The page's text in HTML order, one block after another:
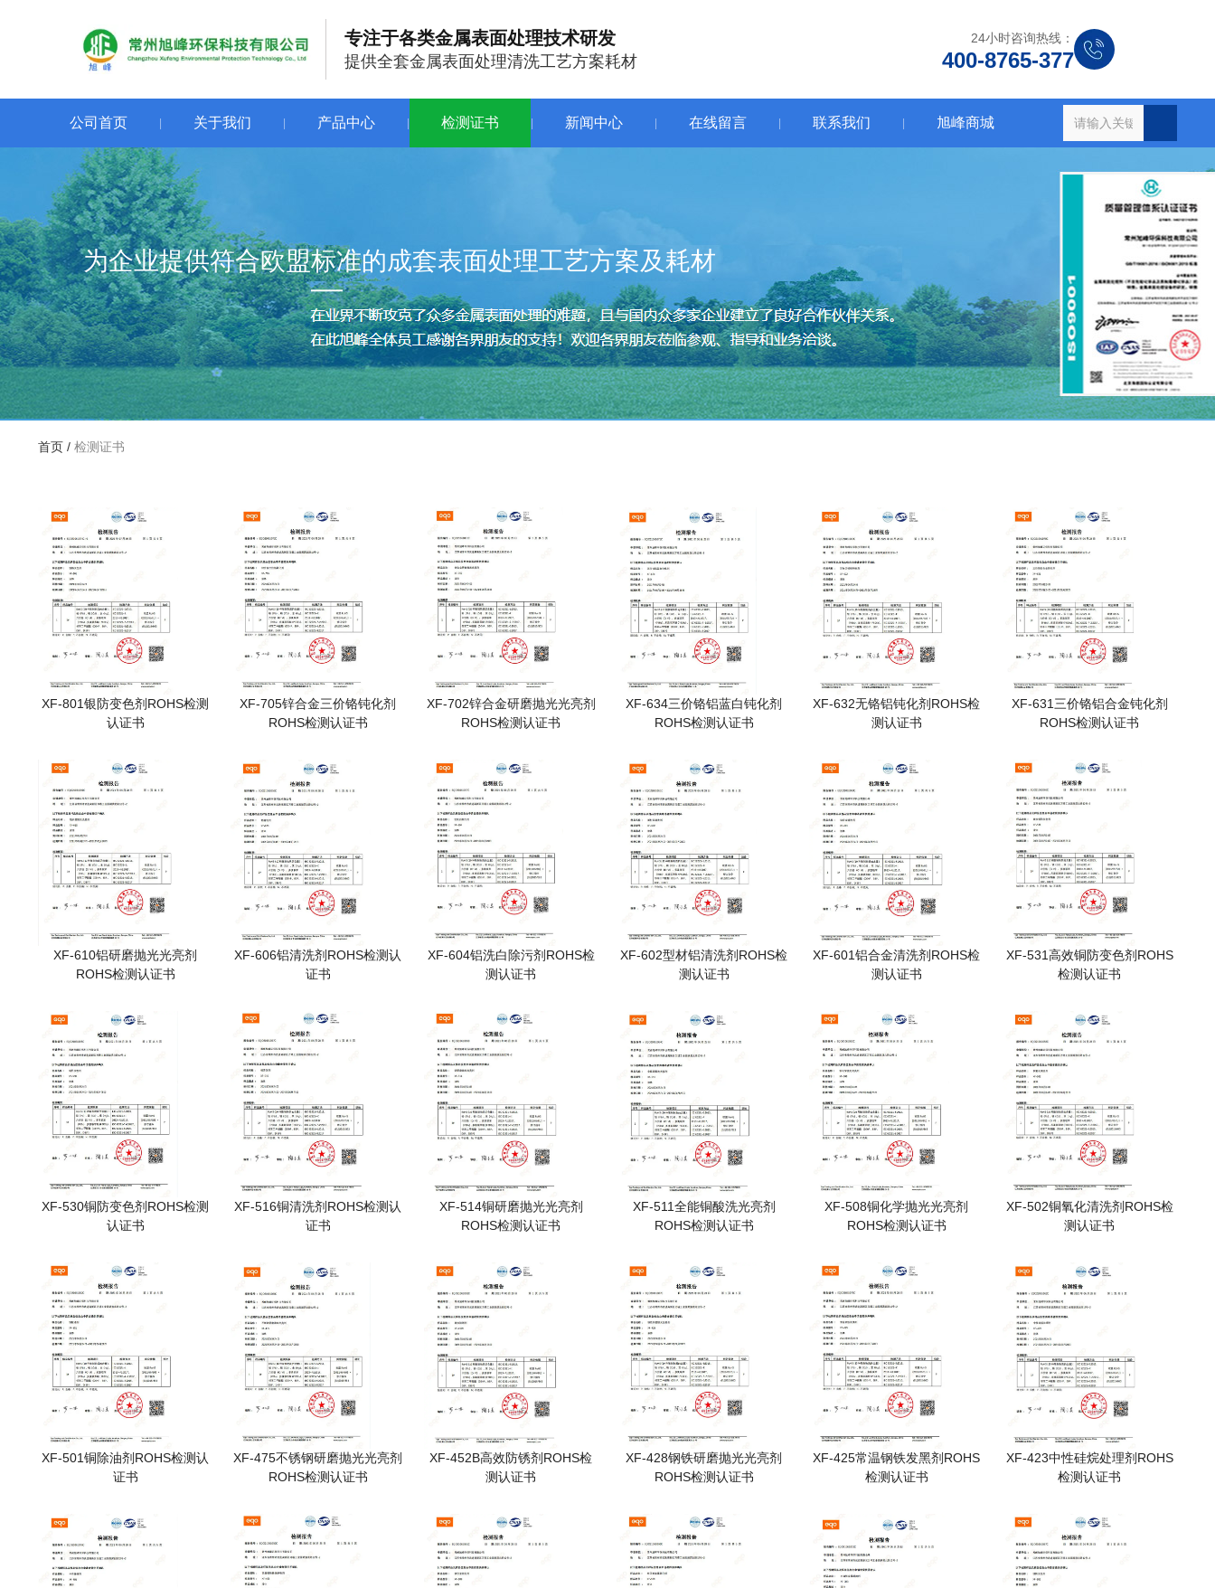
专注于各类金属表面处理技术研发
提供全套金属表面处理清洗工艺方案耗材
24小时咨询热线：
400-8765-377
公司首页 | 关于我们 | 产品中心 | 检测证书 | 新闻中心 | 在线留言 | 联系我们 | 旭峰商城
为企业提供符合欧盟标准的成套表面处理工艺方案及耗材
首页 / 检测证书
XF-801银防变色剂ROHS检测
认证书
XF-705锌合金三价铬钝化剂
ROHS检测认证书
XF-702锌合金研磨抛光光亮剂
ROHS检测认证书
XF-634三价铬铝蓝白钝化剂
ROHS检测认证书
XF-632无铬铝钝化剂ROHS检
测认证书
XF-631三价铬铝合金钝化剂
ROHS检测认证书
XF-610铝研磨抛光光亮剂
ROHS检测认证书
XF-606铝清洗剂ROHS检测认
证书
XF-604铝洗白除污剂ROHS检
测认证书
XF-602型材铝清洗剂ROHS检
测认证书
XF-601铝合金清洗剂ROHS检
测认证书
XF-531高效铜防变色剂ROHS
检测认证书
XF-530铜防变色剂ROHS检测
认证书
XF-516铜清洗剂ROHS检测认
证书
XF-514铜研磨抛光光亮剂
ROHS检测认证书
XF-511全能铜酸洗光亮剂
ROHS检测认证书
XF-508铜化学抛光光亮剂
ROHS检测认证书
XF-502铜氧化清洗剂ROHS检
测认证书
XF-501铜除油剂ROHS检测认
证书
XF-475不锈钢研磨抛光光亮剂
ROHS检测认证书
XF-452B高效防锈剂ROHS检
测认证书
XF-428钢铁研磨抛光光亮剂
ROHS检测认证书
XF-425常温钢铁发黑剂ROHS
检测认证书
XF-423中性硅烷处理剂ROHS
检测认证书